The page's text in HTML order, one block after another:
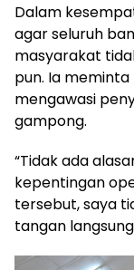
Dalam
agar seluruh
masyarakat
pun. Ia
mengawasi
gampong.
“Tidak ada
kepentingan
tersebut, saya
tangan